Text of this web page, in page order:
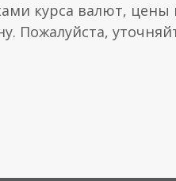
курса валют,
Пожалуйста,